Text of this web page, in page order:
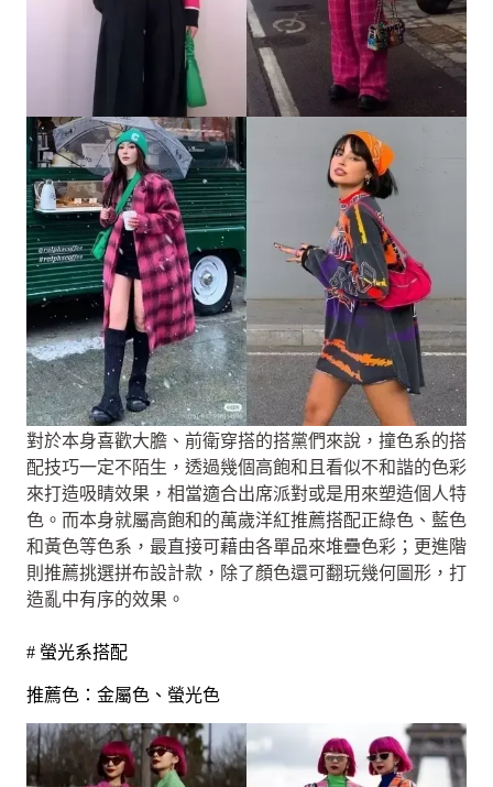
對於本身喜歡大膽、前衛穿搭的搭黨們來說，撞色系的搭
配技巧一定不陌生，透過幾個高飽和且看似不和諧的色彩
來打造吸睛效果，相當適合出席派對或是用來塑造個人特
色。而本身就屬高飽和的萬歲洋紅推薦搭配正綠色、藍色
和黃色等色系，最直接可藉由各單品來堆疊色彩；更進階
則推薦挑選拼布設計款，除了顏色還可翻玩幾何圖形，打
造亂中有序的效果。
# 螢光系搭配
推薦色：金屬色、螢光色